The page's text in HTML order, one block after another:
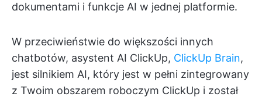
dokumentami i funkcje AI w jednej platformie.
W przeciwieństwie do większości innych
chatbotów, asystent AI ClickUp, ClickUp Brain,
jest silnikiem AI, który jest w pełni zintegrowany
z Twoim obszarem roboczym ClickUp i został